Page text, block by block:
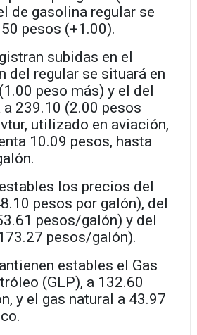
de gasolina regular se
pesos (+1.00).
subidas en el
del regular se situará en
peso más) y el del
239.10 (2.00 pesos
utilizado en aviación,
10.09 pesos, hasta
los precios del
pesos por galón), del
pesos/galón) y del
pesos/galón).
estables el Gas
(GLP), a 132.60
y el gas natural a 43.97